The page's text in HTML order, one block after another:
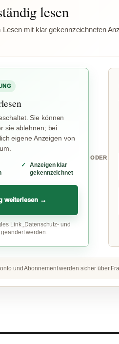
lesen
mit klar gekennzeichneten
Sie können
sie ablehnen; bei
eigene Anzeigen von
Anzeigen klar
gekennzeichnet
weiterlesen →
Link „Datenschutz- und
werden.
ODER
und Abonnement werden sicher über